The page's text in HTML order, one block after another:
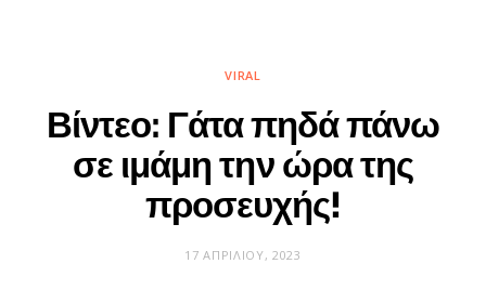
VIRAL
Βίντεο: Γάτα πηδά πάνω
σε ιμάμη την ώρα της
προσευχής!
17 ΑΠΡΙΛΊΟΥ, 2023